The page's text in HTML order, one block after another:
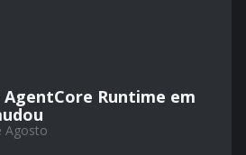
AgentCore Runtime em
Agosto